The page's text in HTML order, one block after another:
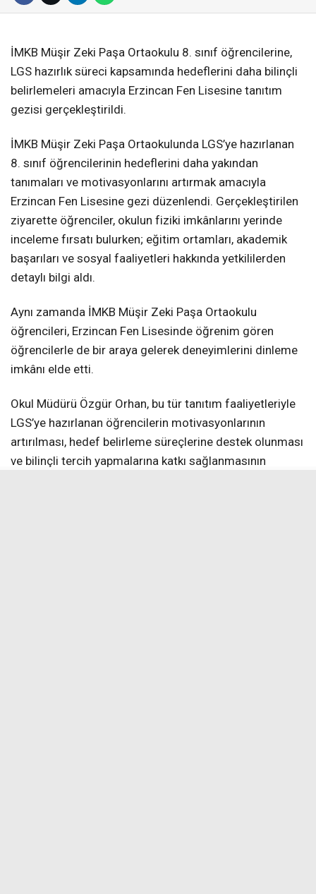
İMKB Müşir Zeki Paşa Ortaokulu 8. sınıf öğrencilerine,
LGS hazırlık süreci kapsamında hedeflerini daha bilinçli
belirlemeleri amacıyla Erzincan Fen Lisesine tanıtım
gezisi gerçekleştirildi.
İMKB Müşir Zeki Paşa Ortaokulunda LGS’ye hazırlanan
8. sınıf öğrencilerinin hedeflerini daha yakından
tanımaları ve motivasyonlarını artırmak amacıyla
Erzincan Fen Lisesine gezi düzenlendi. Gerçekleştirilen
ziyarette öğrenciler, okulun fiziki imkânlarını yerinde
inceleme fırsatı bulurken; eğitim ortamları, akademik
başarıları ve sosyal faaliyetleri hakkında yetkililerden
detaylı bilgi aldı.
Aynı zamanda İMKB Müşir Zeki Paşa Ortaokulu
öğrencileri, Erzincan Fen Lisesinde öğrenim gören
öğrencilerle de bir araya gelerek deneyimlerini dinleme
imkânı elde etti.
Okul Müdürü Özgür Orhan, bu tür tanıtım faaliyetleriyle
LGS’ye hazırlanan öğrencilerin motivasyonlarının
artırılması, hedef belirleme süreçlerine destek olunması
ve bilinçli tercih yapmalarına katkı sağlanmasının